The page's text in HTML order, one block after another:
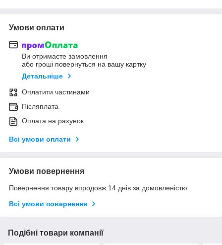
Умови оплати
Ви отримаєте замовлення
або гроші повернуться на вашу картку
Детальніше
Оплатити частинами
Післяплата
Оплата на рахунок
Всі умови оплати
Умови повернення
Повернення товару впродовж 14 днів за домовленістю
Всі умови повернення
Подібні товари компанії